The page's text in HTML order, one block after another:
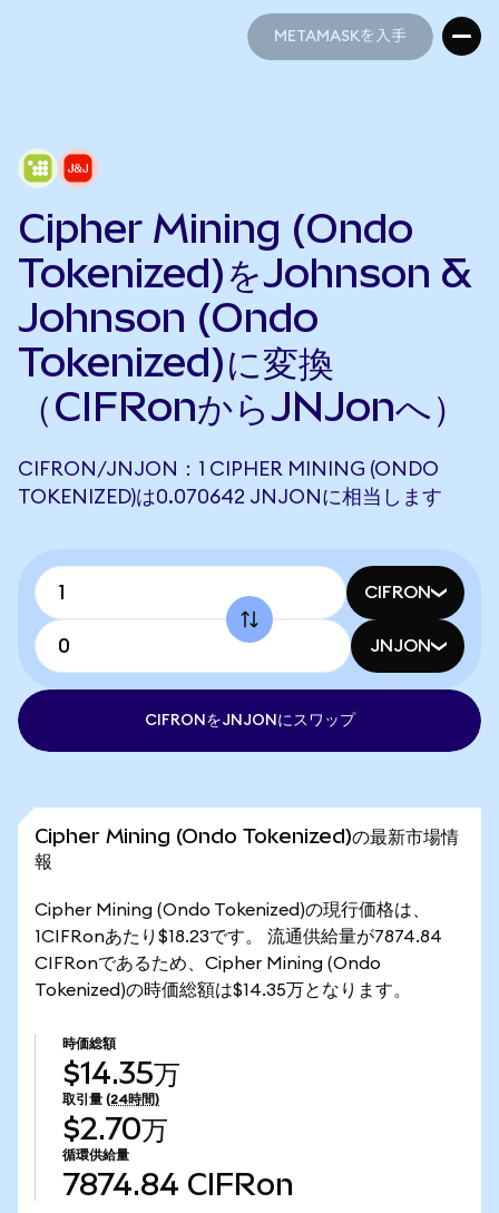
METAMASKを入手
Cipher Mining (Ondo
Tokenized)をJohnson &
Johnson (Ondo
Tokenized)に変換
（CIFRonからJNJonへ）
CIFRON/JNJON：1 CIPHER MINING (ONDO
TOKENIZED)は0.070642 JNJONに相当します
CIFRON
JNJON
CIFRONをJNJONにスワップ
Cipher Mining (Ondo Tokenized)の最新市場情
報
Cipher Mining (Ondo Tokenized)の現行価格は、
1CIFRonあたり$18.23です。 流通供給量が7874.84
CIFRonであるため、Cipher Mining (Ondo
Tokenized)の時価総額は$14.35万となります。
時価総額
$14.35万
取引量 (24時間)
$2.70万
循環供給量
7874.84 CIFRon